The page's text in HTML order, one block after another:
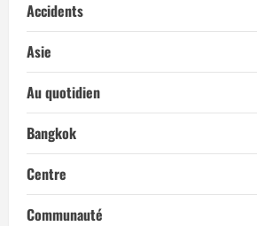
Accidents
Asie
Au quotidien
Bangkok
Centre
Communauté